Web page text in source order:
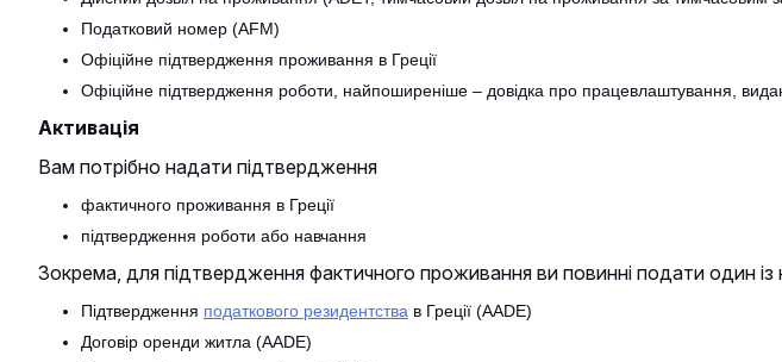
Податковий номер (AFM)
Офіційне підтвердження проживання в Греції
Офіційне підтвердження роботи, найпоширеніше – довідка про працевлаштування,
Активація
Вам потрібно надати підтвердження
фактичного проживання в Греції
підтвердження роботи або навчання
Зокрема, для підтвердження фактичного проживання ви повинні подати один із
Підтвердження податкового резидентства в Греції (AADE)
Договір оренди житла (AADE)